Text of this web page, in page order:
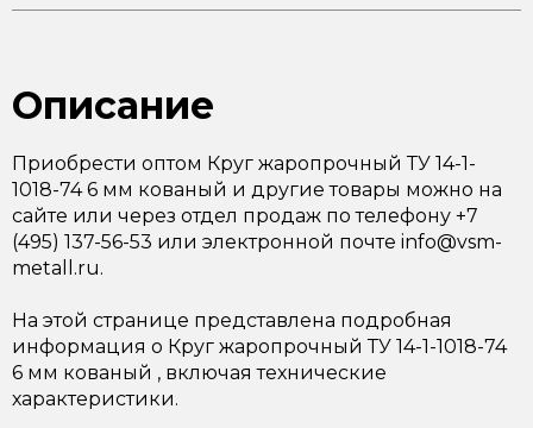
Описание
Приобрести оптом Круг жаропрочный ТУ 14-1-
1018-74 6 мм кованый и другие товары можно на
сайте или через отдел продаж по телефону +7
(495) 137-56-53 или электронной почте info@vsm-
metall.ru.
На этой странице представлена подробная
информация о Круг жаропрочный ТУ 14-1-1018-74
6 мм кованый , включая технические
характеристики.